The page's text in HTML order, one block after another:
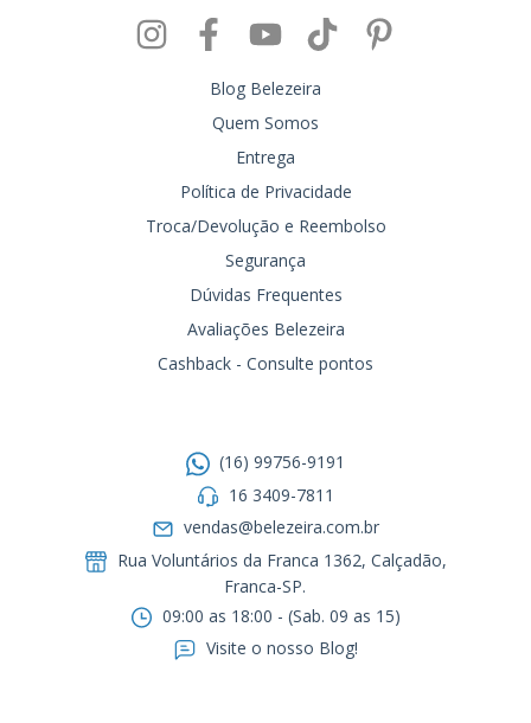
Blog Belezeira
Quem Somos
Entrega
Política de Privacidade
Troca/Devolução e Reembolso
Segurança
Dúvidas Frequentes
Avaliações Belezeira
Cashback - Consulte pontos
(16) 99756-9191
16 3409-7811
vendas@belezeira.com.br
Rua Voluntários da Franca 1362, Calçadão,
Franca-SP.ㅤㅤㅤㅤㅤㅤㅤㅤㅤㅤㅤ
09:00 as 18:00 - (Sab. 09 as 15)
Visite o nosso Blog!